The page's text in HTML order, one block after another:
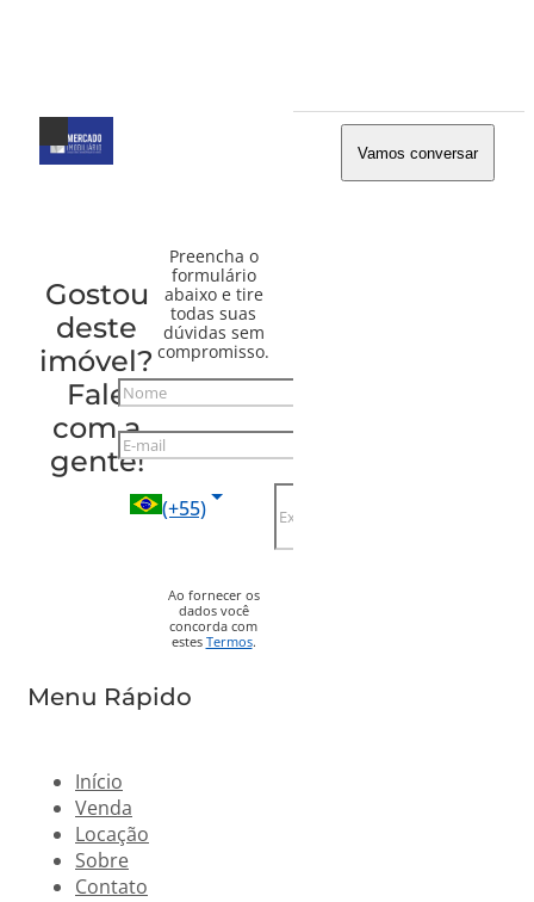
Gostou
deste
imóvel?
Fale
com a
gente!
Preencha o
formulário
abaixo e tire
todas suas
dúvidas sem
compromisso.
Nome
E-mail
Telefone
(+55)
Ao fornecer os
dados você
concorda com
estes Termos.
Vamos conversar
Menu Rápido
Início
Venda
Locação
Sobre
Contato